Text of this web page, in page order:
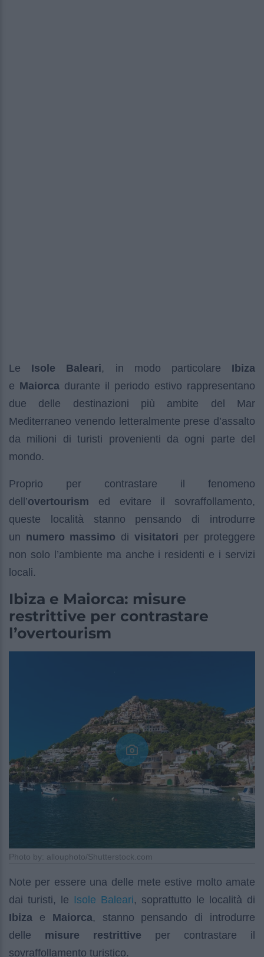
Le Isole Baleari, in modo particolare Ibiza
e Maiorca durante il periodo estivo rappresentano
due delle destinazioni più ambite del Mar
Mediterraneo venendo letteralmente prese d’assalto
da milioni di turisti provenienti da ogni parte del
mondo.
Proprio per contrastare il fenomeno
dell’overtourism ed evitare il sovraffollamento,
queste località stanno pensando di introdurre
un numero massimo di visitatori per proteggere
non solo l’ambiente ma anche i residenti e i servizi
locali.
Ibiza e Maiorca: misure
restrittive per contrastare
l’overtourism
Photo by: allouphoto/Shutterstock.com
Note per essere una delle mete estive molto amate
dai turisti, le Isole Baleari, soprattutto le località di
Ibiza e Maiorca, stanno pensando di introdurre
delle misure restrittive per contrastare il
sovraffollamento turistico.